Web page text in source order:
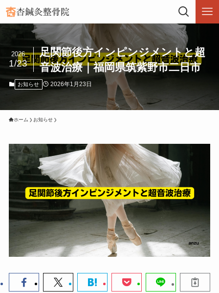
足関節後方インピンジメントと超
音波治療｜福岡県筑紫野市二日市
2026
1/23
お知らせ 2026年1月23日
ホーム お知らせ